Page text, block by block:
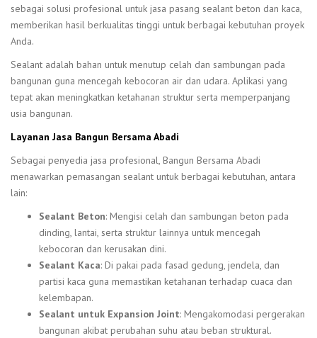
sebagai solusi profesional untuk jasa pasang sealant beton dan kaca,
memberikan hasil berkualitas tinggi untuk berbagai kebutuhan proyek
Anda.
Sealant adalah bahan untuk menutup celah dan sambungan pada
bangunan guna mencegah kebocoran air dan udara. Aplikasi yang
tepat akan meningkatkan ketahanan struktur serta memperpanjang
usia bangunan.
Layanan Jasa Bangun Bersama Abadi
Sebagai penyedia jasa profesional, Bangun Bersama Abadi
menawarkan pemasangan sealant untuk berbagai kebutuhan, antara
lain:
Sealant Beton: Mengisi celah dan sambungan beton pada
dinding, lantai, serta struktur lainnya untuk mencegah
kebocoran dan kerusakan dini.
Sealant Kaca: Di pakai pada fasad gedung, jendela, dan
partisi kaca guna memastikan ketahanan terhadap cuaca dan
kelembapan.
Sealant untuk Expansion Joint: Mengakomodasi pergerakan
bangunan akibat perubahan suhu atau beban struktural.